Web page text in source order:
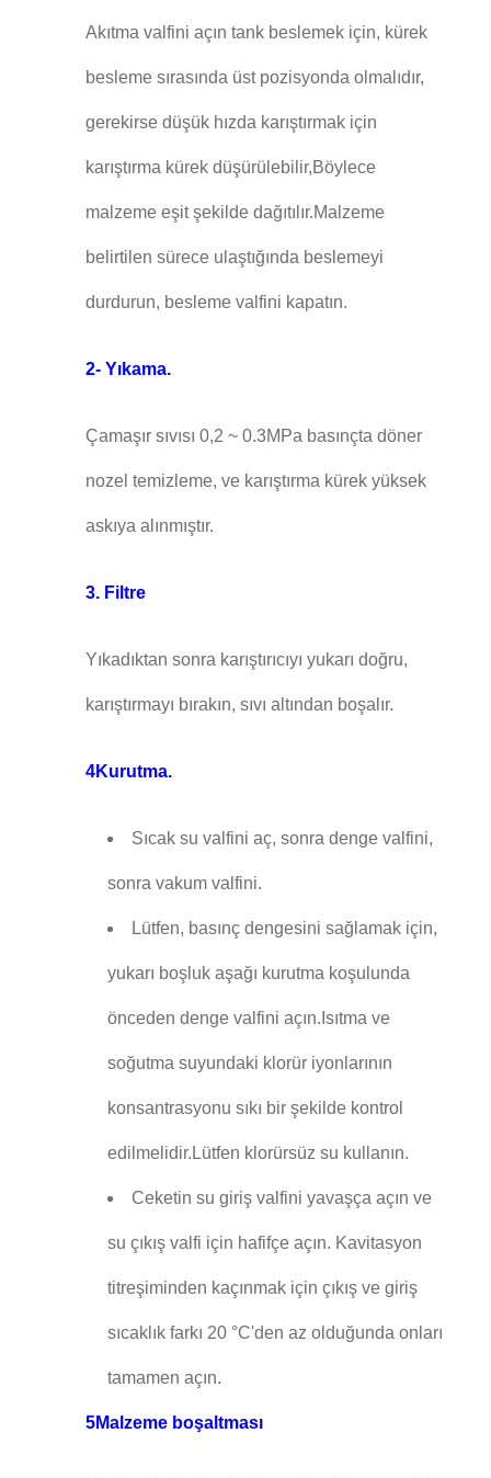
Akıtma valfini açın tank beslemek için, kürek
besleme sırasında üst pozisyonda olmalıdır,
gerekirse düşük hızda karıştırmak için
karıştırma kürek düşürülebilir,Böylece
malzeme eşit şekilde dağıtılır.Malzeme
belirtilen sürece ulaştığında beslemeyi
durdurun, besleme valfini kapatın.
2- Yıkama.
Çamaşır sıvısı 0,2 ~ 0.3MPa basınçta döner
nozel temizleme, ve karıştırma kürek yüksek
askıya alınmıştır.
3. Filtre
Yıkadıktan sonra karıştırıcıyı yukarı doğru,
karıştırmayı bırakın, sıvı altından boşalır.
4Kurutma.
Sıcak su valfini aç, sonra denge valfini,
sonra vakum valfini.
Lütfen, basınç dengesini sağlamak için,
yukarı boşluk aşağı kurutma koşulunda
önceden denge valfini açın.Isıtma ve
soğutma suyundaki klorür iyonlarının
konsantrasyonu sıkı bir şekilde kontrol
edilmelidir.Lütfen klorürsüz su kullanın.
Ceketin su giriş valfini yavaşça açın ve
su çıkış valfi için hafifçe açın. Kavitasyon
titreşiminden kaçınmak için çıkış ve giriş
sıcaklık farkı 20 °C'den az olduğunda onları
tamamen açın.
5Malzeme boşaltması